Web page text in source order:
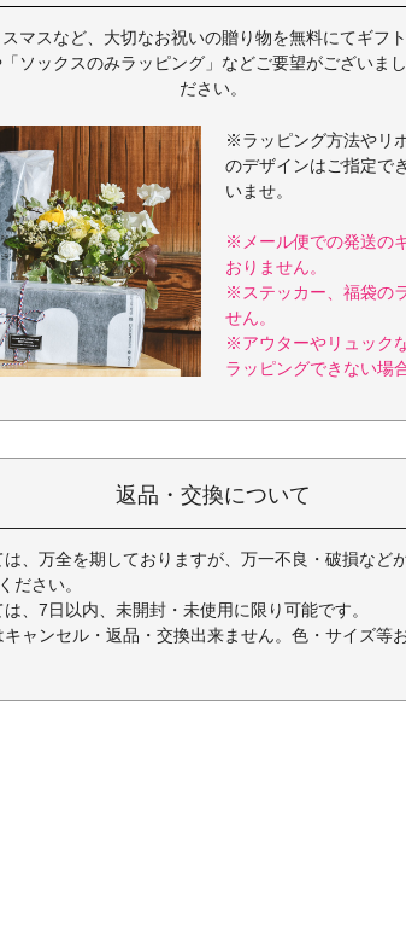
マスなど、大切なお祝いの贈り物を無料にてギフ
「ソックスのみラッピング」などご要望がございま
ださい。
※ラッピング方法やリ
のデザインはご指定で
いませ。
※メール便での発送の
おりません。
※ステッカー、福袋の
せん。
※アウターやリュック
ラッピングできない場
返品・交換について
、万全を期しておりますが、万一不良・破損など
ださい。
、7日以内、未開封・未使用に限り可能です。
ャンセル・返品・交換出来ません。色・サイズ等